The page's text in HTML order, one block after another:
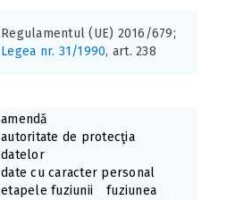
Regulamentul (UE) 2016/679;
Legea nr. 31/1990, art. 238
amendă
autoritate de protecţia
datelor
date cu caracter personal
etapele fuziunii
fuziunea